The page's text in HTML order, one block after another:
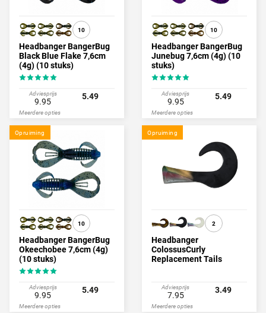
10
Headbanger BangerBug
Black Blue Flake 7,6cm
(4g) (10 stuks)
Adviesprijs
9.95
5.49
Meerdere opties
10
Headbanger BangerBug
Junebug 7,6cm (4g) (10
stuks)
Adviesprijs
9.95
5.49
Meerdere opties
10
Opruiming
Headbanger BangerBug
Okeechobee 7,6cm (4g)
(10 stuks)
Adviesprijs
9.95
5.49
Meerdere opties
2
Opruiming
Headbanger
ColossusCurly
Replacement Tails
Adviesprijs
7.95
3.49
Meerdere opties